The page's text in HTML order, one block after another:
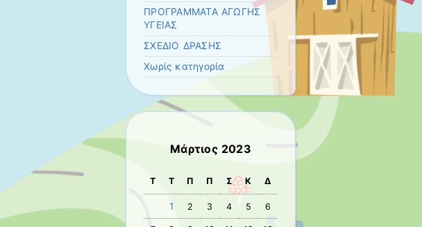
ΠΡΟΓΡΑΜΜΑΤΑ ΑΓΩΓΗΣ
ΥΓΕΙΑΣ
ΣΧΕΔΙΟ ΔΡΑΣΗΣ
Χωρίς κατηγορία
Μάρτιος 2023
Τ Τ Π Π Σ Κ Δ
1 2 3 4 5 6